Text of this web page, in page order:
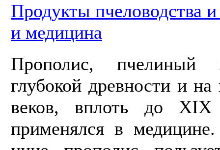
Продукты пчеловодства
и медицина
Прополис, пчелиный
глубокой древ­ности и
веков, вплоть до XIX
применялся в